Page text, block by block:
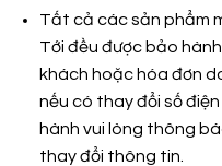
Tất cả các sản phẩm
Tới đều được bảo
khách hoặc hóa đơn
nếu có thay đổi số
hành vui lòng thông
thay đổi thông tin.